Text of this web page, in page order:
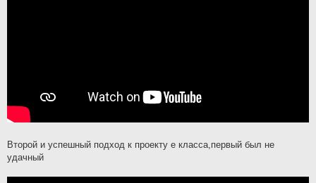
Второй и успешный подход к проекту е класса,первый был не
удачный